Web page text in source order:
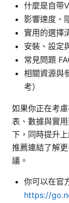
什麼是自带
影響速度、
實用的選擇
安裝、設定
常見問題
相關資源與
考）
如果你正在考
表、數據與實
下，同時提升
推薦連結了解
議。
你可以在官
https://